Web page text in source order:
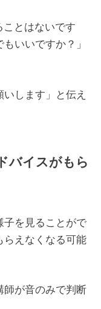
ことはないです
いいですか？」
します」と伝え
バイスがもら
子を見ることがで
らえなくなる可能
師が音のみで判断